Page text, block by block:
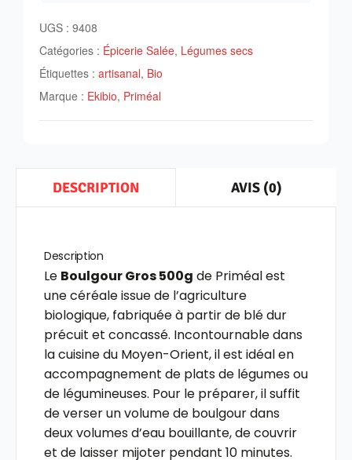
UGS : 9408
Catégories : Épicerie Salée, Légumes secs
Étiquettes : artisanal, Bio
Marque : Ekibio, Priméal
DESCRIPTION AVIS (0)
Description
Le Boulgour Gros 500g de Priméal est
une céréale issue de l’agriculture
biologique, fabriquée à partir de blé dur
précuit et concassé. Incontournable dans
la cuisine du Moyen-Orient, il est idéal en
accompagnement de plats de légumes ou
de légumineuses. Pour le préparer, il suffit
de verser un volume de boulgour dans
deux volumes d’eau bouillante, de couvrir
et de laisser mijoter pendant 10 minutes.